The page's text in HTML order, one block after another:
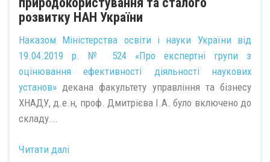
розвитку НАН України
Наказом Міністерства освіти і науки України від
19.04.2019 р. № 524 «Про експертні групи з
оцінювання ефективності діяльності наукових
установ» декана факультету управління та бізнесу
ХНАДУ, д.е.н, проф. Дмитрієва І.А. було включено до
складу...
Читати далі